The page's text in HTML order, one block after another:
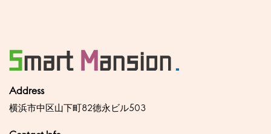
Address
横浜市中区山下町82徳永ビル503